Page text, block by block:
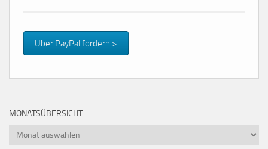
Über PayPal fördern >
MONATSÜBERSICHT
Monatsübersicht